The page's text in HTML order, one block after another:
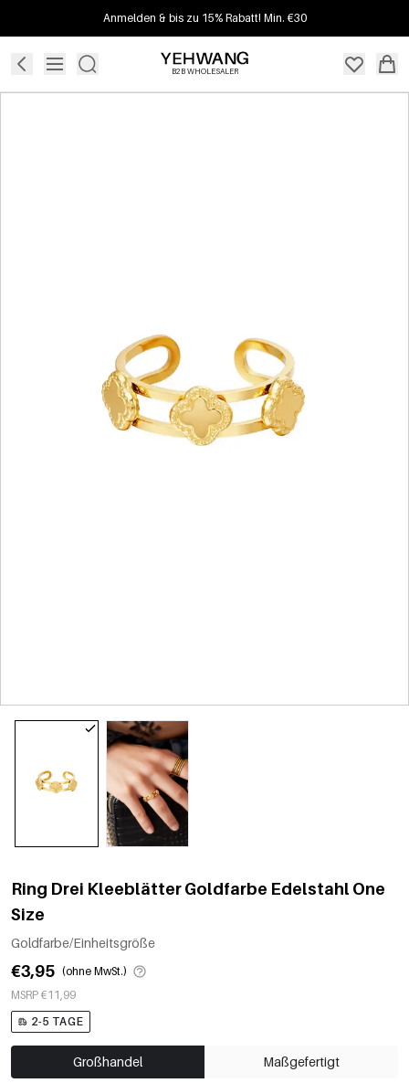
Anmelden & bis zu 15% Rabatt! Min. €30
B2B WHOLESALER
Ring Drei Kleeblätter Goldfarbe Edelstahl One
Size
Goldfarbe/Einheitsgröße
€3,95 (ohne MwSt.)
MSRP €11,99
2-5 TAGE
Großhandel Maßgefertigt